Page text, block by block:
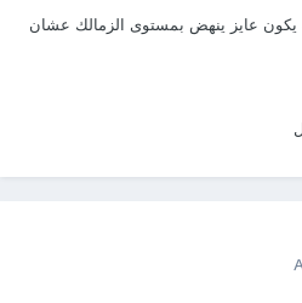
يكون عايز ينهض بمستوى الزمالك عشان